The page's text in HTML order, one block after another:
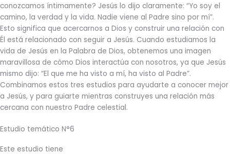
conozcamos íntimamente? Jesús lo dijo claramente: “Yo soy el
camino, la verdad y la vida. Nadie viene al Padre sino por mí”.
Esto significa que acercarnos a Dios y construir una relación con
Él está relacionado con seguir a Jesús. Cuando estudiamos la
vida de Jesús en la Palabra de Dios, obtenemos una imagen
maravillosa de cómo Dios interactúa con nosotros, ya que Jesús
mismo dijo: “El que me ha visto a mí, ha visto al Padre”.
Combinamos estos tres estudios para ayudarte a conocer mejor
a Jesús, y para guiarte mientras construyes una relación más
cercana con nuestro Padre celestial.
Estudio temático N°6
Este estudio tiene